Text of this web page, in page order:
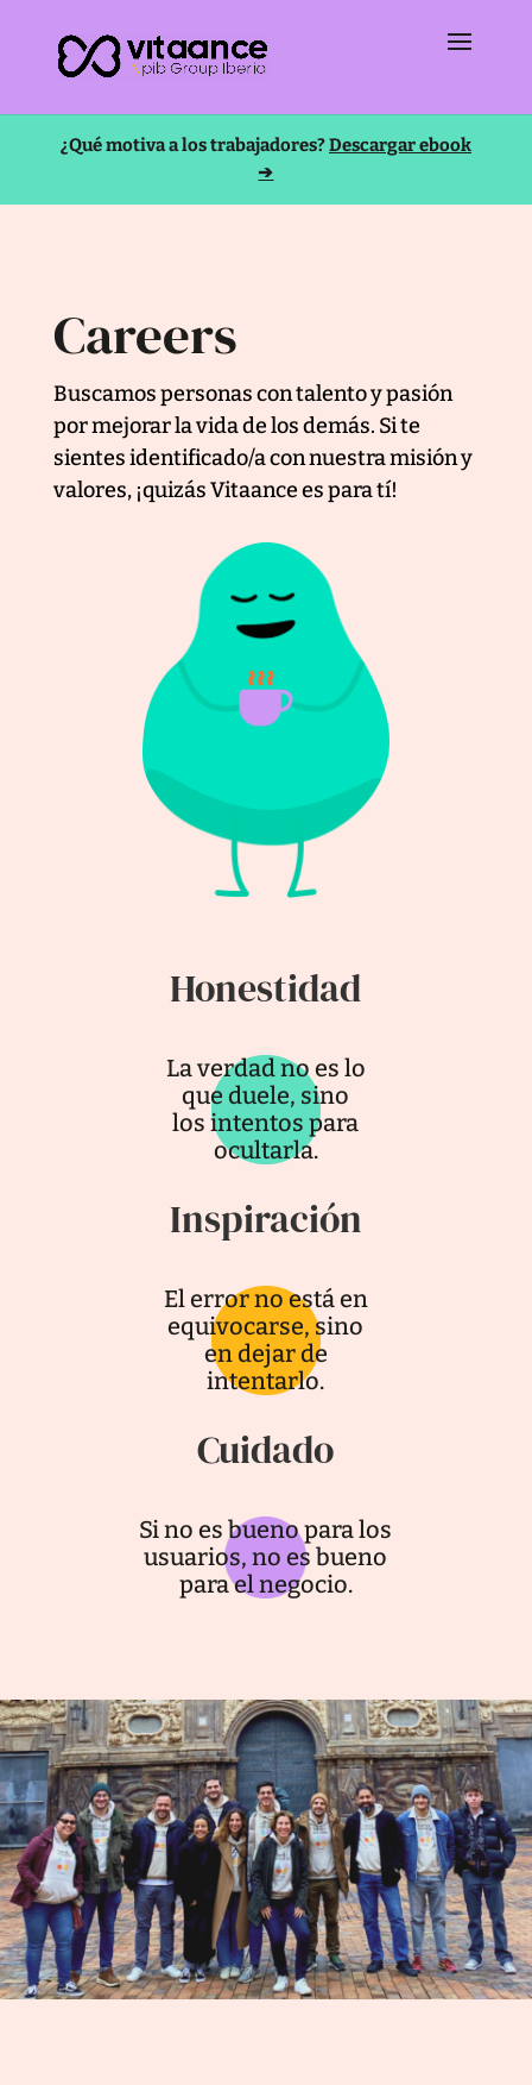
¿Qué motiva a los trabajadores?Descargar ebook
➔
Careers
Buscamos personas con talento y pasión
por mejorar la vida de los demás. Si te
sientes identificado/a con nuestra misión y
valores, ¡quizás Vitaance es para tí!
Honestidad
La verdad no es lo
que duele, sino
los intentos para
ocultarla.
Inspiración
El error no está en
equivocarse, sino
en dejar de
intentarlo.
Cuidado
Si no es bueno para los
usuarios, no es bueno
para el negocio.